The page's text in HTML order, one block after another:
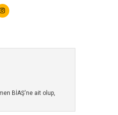
BİAŞ'ne ait olup,